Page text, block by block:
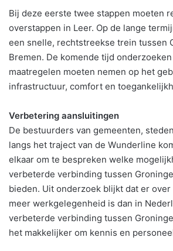
Bij deze eerste twee stappen moeten
overstappen in Leer. Op de lange
een snelle, rechtstreekse trein tussen
Bremen. De komende tijd
maatregelen moeten nemen op het
infrastructuur, comfort en
Verbetering aansluitingen
De bestuurders van gemeenten,
langs het traject van de Wunderline
elkaar om te bespreken welke
verbeterde verbinding tussen
bieden. Uit onderzoek blijkt dat er
meer werkgelegenheid is dan in
verbeterde verbinding tussen
het makkelijker om kennis en